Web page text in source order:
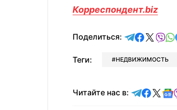
Корреспондент.biz
Поделиться: отправить
Теги: НЕДВИЖИМОСТЬ
Читайте нас в: Читайте